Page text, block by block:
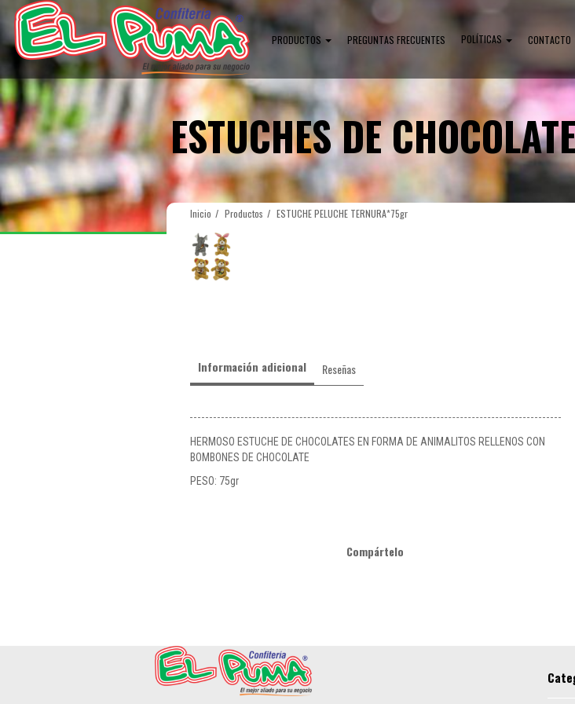
PRODUCTOS PREGUNTAS FRECUENTES POLÍTICAS CONTACTO
ESTUCHES DE
Inicio Productos ESTUCHE PELUCHE TERNURA*75gr
Información adicional Reseñas
HERMOSO ESTUCHE DE CHOCOLATES EN FORMA DE ANIMALITOS RELLENOS CON
BOMBONES DE CHOCOLATE
PESO: 75gr
Compártelo